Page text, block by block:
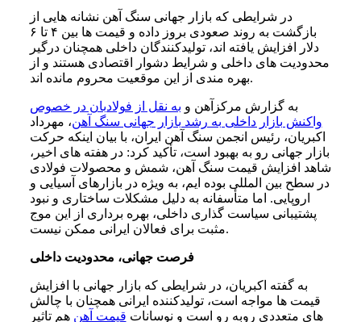
در شرایطی که بازار جهانی سنگ آهن نشانه هایی از
بازگشت به روند صعودی بروز داده و قیمت ها بین ۴ تا ۶
دلار افزایش یافته اند، تولیدکنندگان داخلی همچنان درگیر
محدودیت های داخلی و شرایط دشوار اقتصادی هستند و از
بهره مندی از این موقعیت محروم مانده اند.
به گزارش مرکزآهن و به نقل از فولادبان در خصوص
واکنش بازار داخلی به رشد بازار جهانی سنگ آهن، مهرداد
اکبریان، رئیس انجمن سنگ آهن ایران، با بیان اینکه حرکت
بازار جهانی رو به بهبود است، تأکید کرد: در هفته های اخیر،
شاهد افزایش قیمت سنگ آهن، شمش و محصولات فولادی
در سطح بین المللی بوده ایم، به ویژه در بازارهای آسیایی و
اروپایی. اما متأسفانه به دلیل مشکلات ساختاری و نبود
پشتیبانی سیاست گذاری داخلی، بهره برداری از این موج
مثبت برای فعالان ایرانی ممکن نیست.
فرصت جهانی، محدودیت داخلی
به گفته اکبریان، در شرایطی که بازار جهانی با افزایش
قیمت ها مواجه است، تولیدکننده ایرانی همچنان با چالش
های متعددی روبه رو است و نوسانات قیمت آهن هم تاثیر